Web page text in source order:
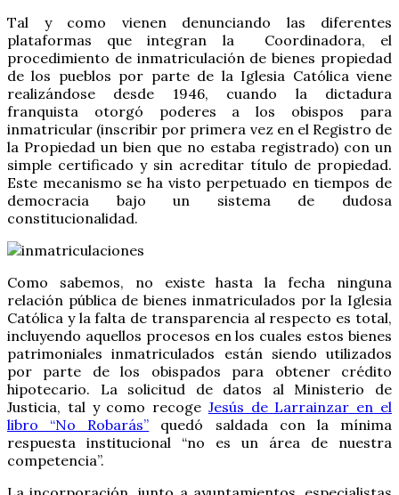
Tal y como vienen denunciando las diferentes
plataformas que integran la Coordinadora, el
procedimiento de inmatriculación de bienes propiedad
de los pueblos por parte de la Iglesia Católica viene
realizándose desde 1946, cuando la dictadura
franquista otorgó poderes a los obispos para
inmatricular (inscribir por primera vez en el Registro de
la Propiedad un bien que no estaba registrado) con un
simple certificado y sin acreditar título de propiedad.
Este mecanismo se ha visto perpetuado en tiempos de
democracia bajo un sistema de dudosa
constitucionalidad.
Como sabemos, no existe hasta la fecha ninguna
relación pública de bienes inmatriculados por la Iglesia
Católica y la falta de transparencia al respecto es total,
incluyendo aquellos procesos en los cuales estos bienes
patrimoniales inmatriculados están siendo utilizados
por parte de los obispados para obtener crédito
hipotecario. La solicitud de datos al Ministerio de
Justicia, tal y como recoge Jesús de Larrainzar en el
libro “No Robarás” quedó saldada con la mínima
respuesta institucional “no es un área de nuestra
competencia”.